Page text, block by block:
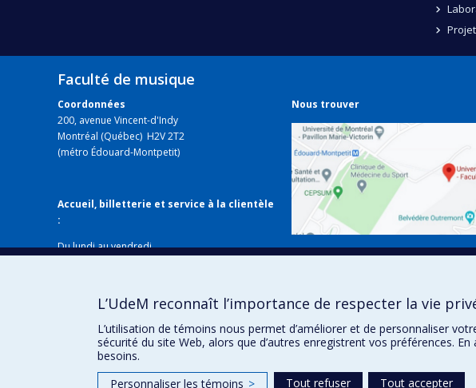
Faculté de musique
Coordonnées
200, avenue Vincent-d'Indy
Montréal (Québec) H2V 2T2
(métro Édouard-Montpetit)
Accueil, billetterie et service à la clientèle
:
Du lundi au vendredi
514 343-6427
musique@umontreal.ca
Nous trouver
Voir sur Plan Campus
L’UdeM reconnaît l’importance de respecter la vie
L’utilisation de témoins nous permet d’améliorer et de personnaliser
sécurité du site Web, alors que d’autres enregistrent vos préférences.
besoins.
Personnaliser les témoins > Tout refuser Tout accepter